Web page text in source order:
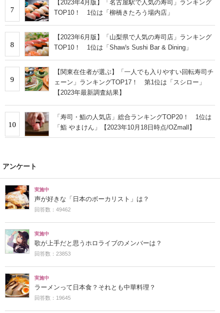
7
【2023年4月版】「名古屋駅で人気の寿司」ランキング
TOP10！ 1位は「柳橋きたろう場内店」
8
【2023年6月版】「山梨県で人気の寿司店」ランキング
TOP10！ 1位は「Shaw's Sushi Bar & Dining」
9
【関東在住者が選ぶ】「一人でも入りやすい回転寿司チ
ェーン」ランキングTOP17！ 第1位は「スシロー」
【2023年最新調査結果】
10
「寿司・鮨の人気店」総合ランキングTOP20！ 1位は
「鮨 やまけん」【2023年10月18日時点/OZmall】
アンケート
実施中
声が好きな「日本のボーカリスト」は？
回答数：49462
実施中
歌が上手だと思うホロライブのメンバーは？
回答数：23853
実施中
ラーメンって日本食？それとも中華料理？
回答数：19645